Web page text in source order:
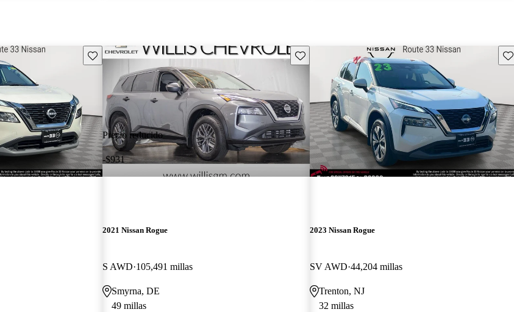
Guarda este Aviso
Precio reducido
-$931
Guarda este Aviso
2021 Nissan Rogue
S AWD 105,491 millas
Smyrna, DE
49 millas
2023 Nissan Rogue
SV AWD 44,204 millas
Trenton, NJ
32 millas